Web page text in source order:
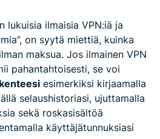
lukuisia ilmaisia VPN:iä ja
on syytä miettiä, kuinka
maksua. Jos ilmainen VPN
pahantahtoisesti, se voi
esimerkiksi kirjaamalla
selaushistoriasi, ujuttamalla
sekä roskasisältöä
käyttäjätunnuksiasi